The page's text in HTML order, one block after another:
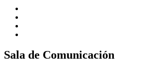
Sala de Comunicación